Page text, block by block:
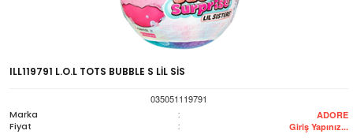
ILL119791 L.O.L TOTS BUBBLE S LİL SİS
035051119791
Marka
: ADORE
Fiyat : Giriş Yapınız...